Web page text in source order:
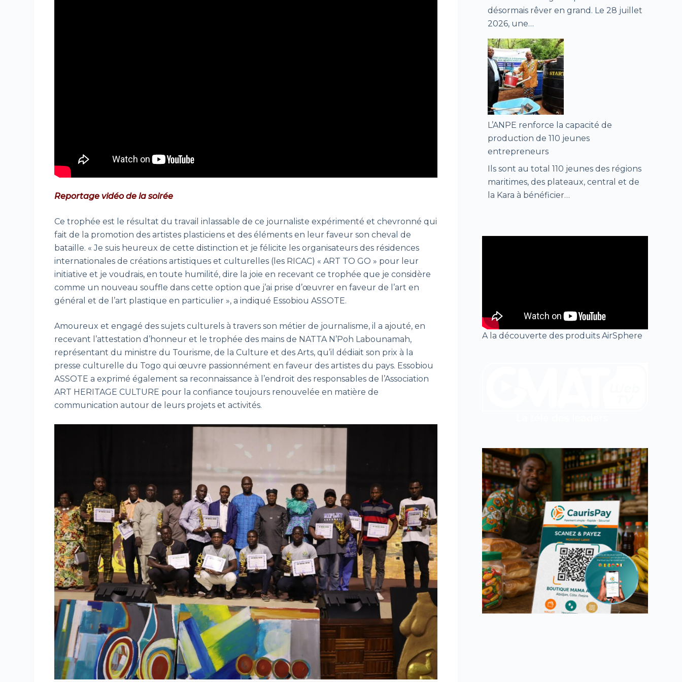
Reportage vidéo de la soirée
Ce trophée est le résultat du travail inlassable de ce journaliste expérimenté et chevronné qui
fait de la promotion des artistes plasticiens et des éléments en leur faveur son cheval de
bataille. « Je suis heureux de cette distinction et je félicite les organisateurs des résidences
internationales de créations artistiques et culturelles (les RICAC) « ART TO GO » pour leur
initiative et je voudrais, en toute humilité, dire la joie en recevant ce trophée que je considère
comme un nouveau souffle dans cette option que j’ai prise d’œuvrer en faveur de l’art en
général et de l’art plastique en particulier », a indiqué Essobiou ASSOTE.
Amoureux et engagé des sujets culturels à travers son métier de journalisme, il a ajouté, en
recevant l’attestation d’honneur et le trophée des mains de NATTA N’Poh Labounamah,
représentant du ministre du Tourisme, de la Culture et des Arts, qu’il dédiait son prix à la
presse culturelle du Togo qui œuvre passionnément en faveur des artistes du pays. Essobiou
ASSOTE a exprimé également sa reconnaissance à l’endroit des responsables de l’Association
ART HERITAGE CULTURE pour la confiance toujours renouvelée en matière de
communication autour de leurs projets et activités.
désormais rêver en grand. Le 28 juillet
2026, une…
L’ANPE renforce la capacité de
production de 110 jeunes
entrepreneurs
Ils sont au total 110 jeunes des régions
maritimes, des plateaux, central et de
la Kara à bénéficier…
A la découverte des produits AirSphere